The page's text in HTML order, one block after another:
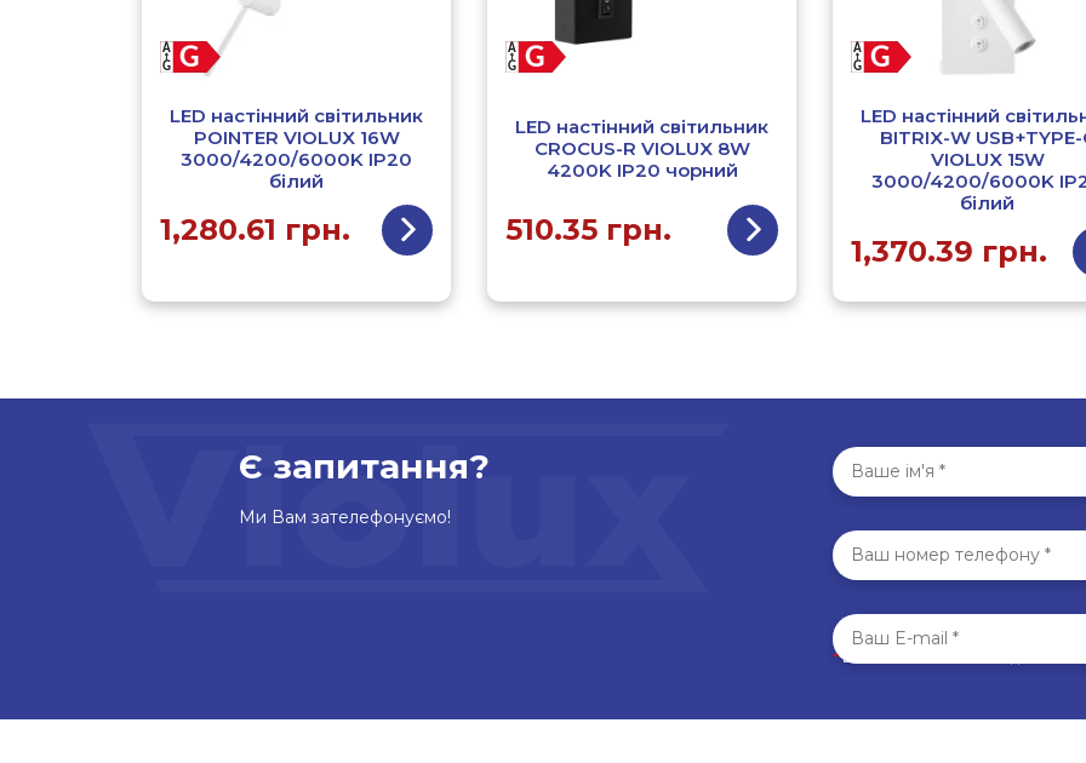
LED настінний світильник
POINTER VIOLUX 16W
3000/4200/6000K IP20
білий
1,280.61 грн.
LED настінний світильник
CROCUS-R VIOLUX 8W
4200K IP20 чорний
510.35 грн.
LED настінний
BITRIX-W USB+TYPE-
VIOLUX 15W
3000/4200/6000K
білий
1,370.39 грн.
Є запитання?
Ми Вам зателефонуємо!
*Всі поля обов’язкові для